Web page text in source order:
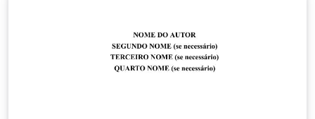
transição do word pro LaTex. Espero que te ajude e
sucesso em sua pesquisa!